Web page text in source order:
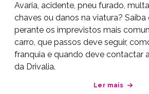
Avaria, acidente, pneu furado,
chaves ou danos na viatura?
perante os imprevistos mais
carro, que passos deve seguir,
franquia e quando deve contactar
da Drivalia.
Ler mais